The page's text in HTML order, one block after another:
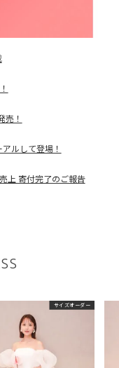
売！
ルして登場！
上 寄付完了のご報告
サイズオーダー